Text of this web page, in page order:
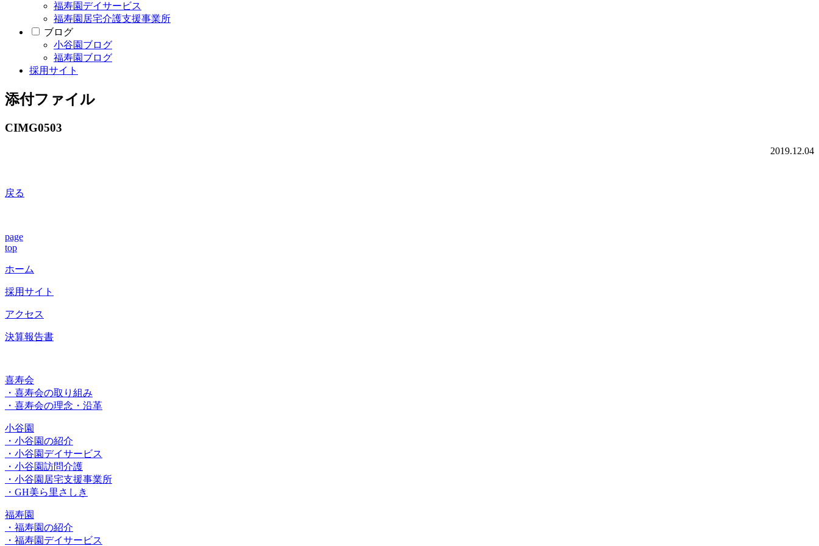
福寿園デイサービス
福寿園居宅介護支援事業所
ブログ
小谷園ブログ
福寿園ブログ
採用サイト
添付ファイル
CIMG0503
2019.12.04
戻る
page
top
ホーム
採用サイト
アクセス
決算報告書
喜寿会
・喜寿会の取り組み
・喜寿会の理念・沿革
小谷園
・小谷園の紹介
・小谷園デイサービス
・小谷園訪問介護
・小谷園居宅支援事業所
・GH美ら里さしき
福寿園
・福寿園の紹介
・福寿園デイサービス